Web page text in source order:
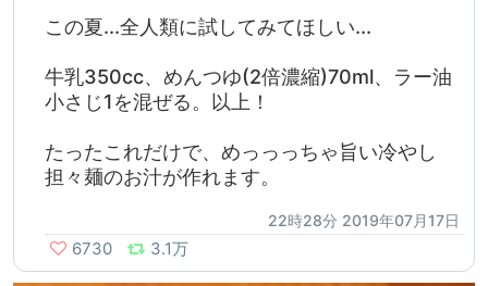
この夏...全人類に試してみてほしい...
牛乳350cc、めんつゆ(2倍濃縮)70ml、ラー油
小さじ1を混ぜる。以上！
たったこれだけで、めっっっちゃ旨い冷やし
担々麺のお汁が作れます。
22時28分 2019年07月17日
6730 3.1万